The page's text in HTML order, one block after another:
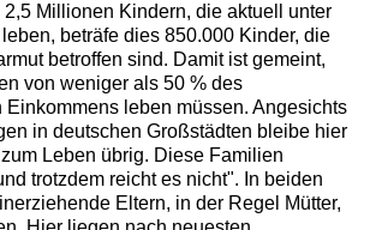
2,5 Millionen Kindern, die aktuell unter
beträfe dies 850.000 Kinder, die
betroffen sind. Damit ist gemeint,
von weniger als 50 % des
Einkommens leben müssen. Angesichts
in deutschen Großstädten bleibe hier
Leben übrig. Diese Familien
trotzdem reicht es nicht". In beiden
Eltern, in der Regel Mütter,